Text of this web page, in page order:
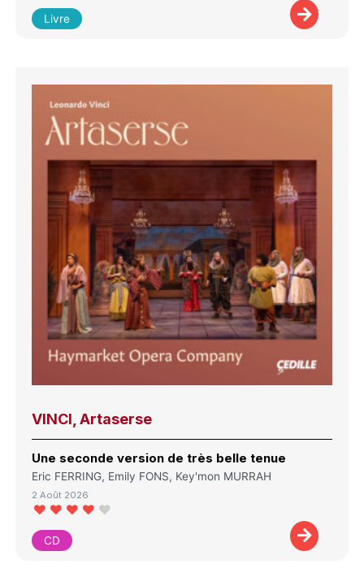
Livre
VINCI, Artaserse
Une seconde version de très belle tenue
Eric FERRING, Emily FONS, Key'mon MURRAH
2 Août 2026
CD